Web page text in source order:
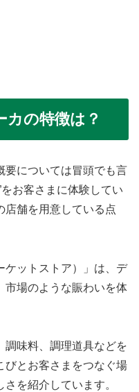
の特徴は？
要については冒頭でも言
お客さまに体験してい
店舗を用意している点
ケットストア）」は、デ
市場のような賑わいを体
調味料、調理道具などを
びとお客さまをつなぐ場
を紹介しています。